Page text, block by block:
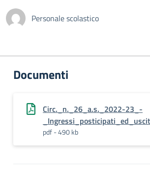
Personale scolastico
Documenti
Circ._n._26_a.s._2022-23_-
pdf - 490 kb